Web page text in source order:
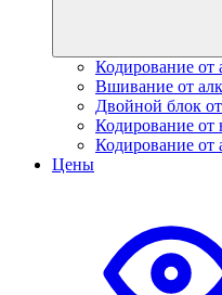
Кодирование от
Вшивание от
Двойной блок
Кодирование от
Кодирование от
Цены